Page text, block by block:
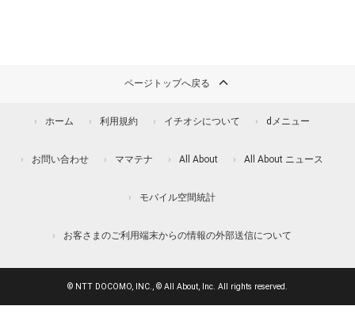
ページトップへ戻る
ホーム 利用規約 イチオシについて dメニュー
お問い合わせ ママテナ All About All About ニュース
モバイル空間統計
お客さまのご利用端末からの情報の外部送信について
© NTT DOCOMO, INC., © All About, Inc. All rights reserved.